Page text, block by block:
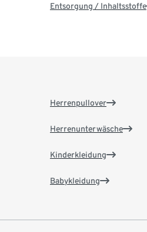
Entsorgung / Inhaltsstoffe
Herrenpullover
Herrenunterwäsche
Kinderkleidung
Babykleidung